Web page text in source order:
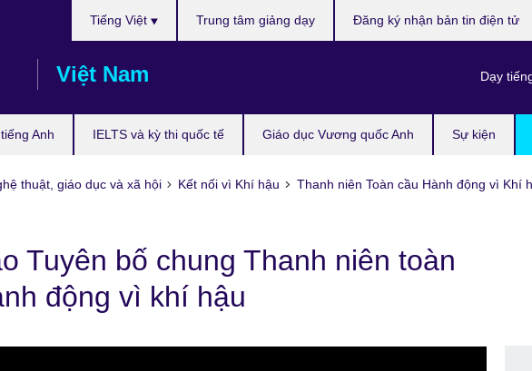
Việt Nam
Anh IELTS và kỳ thi quốc tế Giáo dục Vương quốc Anh Sự kiện
Tiếng Việt
Dạy
Trung tâm giảng dạy Đăng ký nhận bản tin điện tử
thuật, giáo dục và xã hội Kết nối vì Khí hậu Thanh niên Toàn cầu Hành động vì Khí
Tuyên bố chung Thanh niên toàn
động vì khí hậu